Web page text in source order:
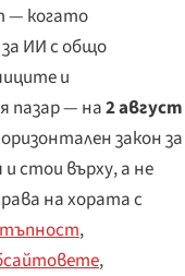
— когато
ИИ с общо
и
пазар — на2 август
закон за
стои върху, а не
на хората с
,
,